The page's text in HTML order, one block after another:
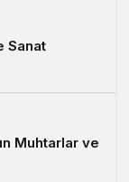
Sanat
Muhtarlar ve